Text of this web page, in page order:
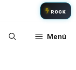
ROCK
Menú